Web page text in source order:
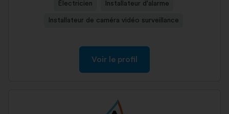
Électricien Installateur d'alarme
Installateur de caméra vidéo surveillance
Voir le profil